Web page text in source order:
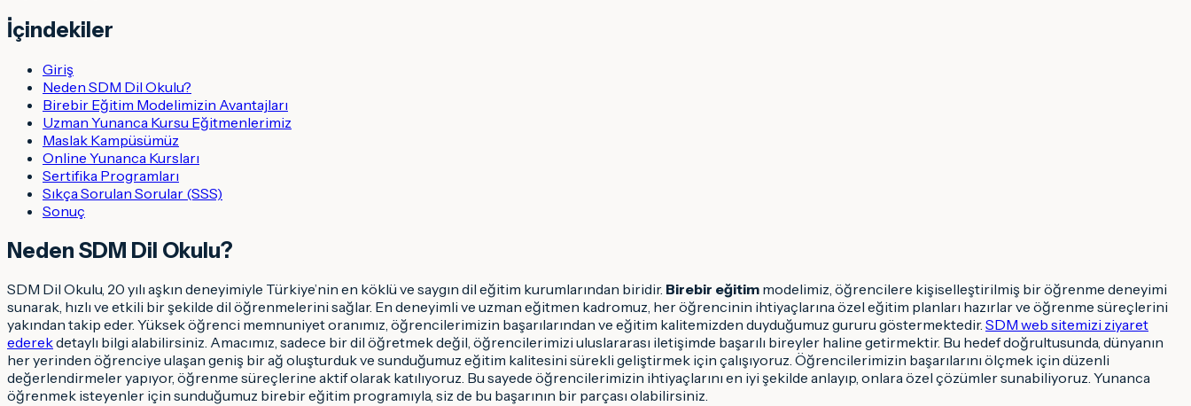
İçindekiler
Giriş
Neden SDM Dil Okulu?
Birebir Eğitim Modelimizin Avantajları
Uzman Yunanca Kursu Eğitmenlerimiz
Maslak Kampüsümüz
Online Yunanca Kursları
Sertifika Programları
Sıkça Sorulan Sorular (SSS)
Sonuç
Neden SDM Dil Okulu?
SDM Dil Okulu, 20 yılı aşkın deneyimiyle Türkiye’nin en köklü ve saygın dil eğitim kurumlarından biridir. Birebir eğitim modelimiz, öğrencilere kişiselleştirilmiş bir öğrenme deneyimi
sunarak, hızlı ve etkili bir şekilde dil öğrenmelerini sağlar. En deneyimli ve uzman eğitmen kadromuz, her öğrencinin ihtiyaçlarına özel eğitim planları hazırlar ve öğrenme süreçlerini
yakından takip eder. Yüksek öğrenci memnuniyet oranımız, öğrencilerimizin başarılarından ve eğitim kalitemizden duyduğumuz gururu göstermektedir. SDM web sitemizi ziyaret
ederekdetaylı bilgi alabilirsiniz. Amacımız, sadece bir dil öğretmek değil, öğrencilerimizi uluslararası iletişimde başarılı bireyler haline getirmektir. Bu hedef doğrultusunda, dünyanın
her yerinden öğrenciye ulaşan geniş bir ağ oluşturduk ve sunduğumuz eğitim kalitesini sürekli geliştirmek için çalışıyoruz. Öğrencilerimizin başarılarını ölçmek için düzenli
değerlendirmeler yapıyor, öğrenme süreçlerine aktif olarak katılıyoruz. Bu sayede öğrencilerimizin ihtiyaçlarını en iyi şekilde anlayıp, onlara özel çözümler sunabiliyoruz. Yunanca
öğrenmek isteyenler için sunduğumuz birebir eğitim programıyla, siz de bu başarının bir parçası olabilirsiniz.